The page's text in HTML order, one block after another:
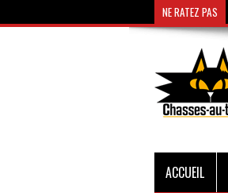
NE RATEZ PAS
ACCUEIL